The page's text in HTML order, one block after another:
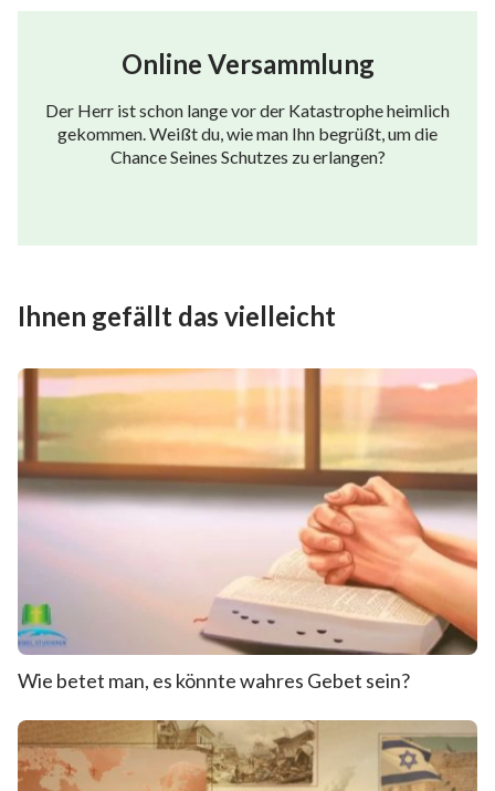
Online Versammlung
Der Herr ist schon lange vor der Katastrophe heimlich
gekommen. Weißt du, wie man Ihn begrüßt, um die
Chance Seines Schutzes zu erlangen?
Ihnen gefällt das vielleicht
Wie betet man, es könnte wahres Gebet sein?